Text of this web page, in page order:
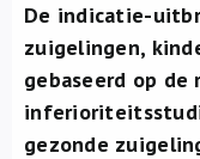
De indicatie-
zuigelingen,
gebaseerd op
gezonde